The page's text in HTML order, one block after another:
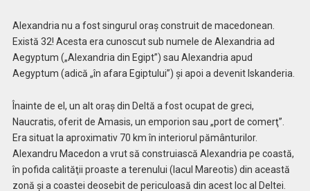
Alexandria nu a fost singurul oraş construit de macedonean.
Există 32! Acesta era cunoscut sub numele de Alexandria ad
Aegyptum („Alexandria din Egipt”) sau Alexandria apud
Aegyptum (adică „în afara Egiptului”) şi apoi a devenit Iskanderia.
Înainte de el, un alt oraş din Deltă a fost ocupat de greci,
Naucratis, oferit de Amasis, un emporion sau „port de comerţ”.
Era situat la aproximativ 70 km în interiorul pământurilor.
Alexandru Macedon a vrut să construiască Alexandria pe coastă,
în pofida calităţii proaste a terenului (lacul Mareotis) din această
zonă şi a coastei deosebit de periculoasă din acest loc al Deltei.